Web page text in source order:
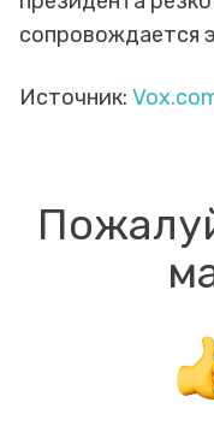
сопровождается
Источник: